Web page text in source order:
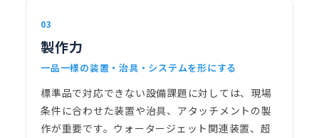
03
製作力
一品一様の装置・治具・システムを形にする
標準品で対応できない設備課題に対しては、現場
条件に合わせた装置や治具、アタッチメントの製
作が重要です。ウォータージェット関連装置、超